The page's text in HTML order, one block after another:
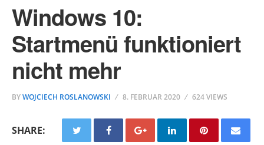
Windows 10:
Startmenü funktioniert
nicht mehr
BYWOJCIECH ROSLANOWSKI 8. FEBRUAR 2020 624 VIEWS
SHARE: